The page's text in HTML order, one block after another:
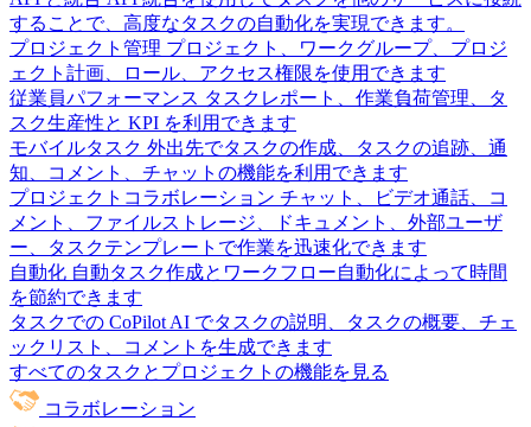
することで、高度なタスクの自動化を実現できます。
プロジェクト管理 プロジェクト、ワークグループ、プロジ
ェクト計画、ロール、アクセス権限を使用できます
従業員パフォーマンス タスクレポート、作業負荷管理、タ
スク生産性と KPI を利用できます
モバイルタスク 外出先でタスクの作成、タスクの追跡、通
知、コメント、チャットの機能を利用できます
プロジェクトコラボレーション チャット、ビデオ通話、コ
メント、ファイルストレージ、ドキュメント、外部ユーザ
ー、タスクテンプレートで作業を迅速化できます
自動化 自動タスク作成とワークフロー自動化によって時間
を節約できます
タスクでの CoPilot AI でタスクの説明、タスクの概要、チェ
ックリスト、コメントを生成できます
すべてのタスクとプロジェクトの機能を見る
コラボレーション